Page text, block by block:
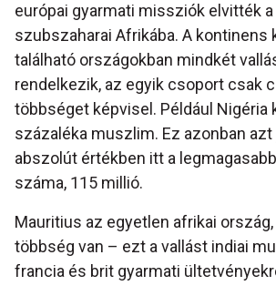
európai gyarmati missziók elvitték a
szubszaharai Afrikába. A kontinens
található országokban mindkét
rendelkezik, az egyik csoport csak
többséget képvisel. Például Nigéria
százaléka muszlim. Ez azonban
abszolút értékben itt a
száma, 115 millió.
Mauritius az egyetlen afrikai
többség van – ezt a vallást indiai
francia és brit gyarmati